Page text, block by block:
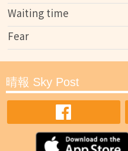
Waiting time
Fear
晴報 Sky Post